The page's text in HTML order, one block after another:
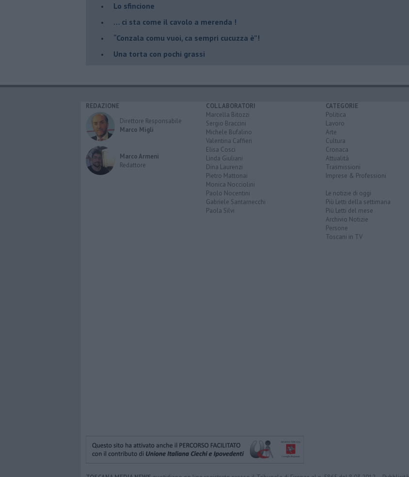
Lo sfincione
​… ci sta come il cavolo a merenda !
“Conzala comu vuoi, ca sempri cucuzza è”!
​Una torta con pochi grassi
REDAZIONE
Direttore Responsabile
Marco Migli
Marco Armeni
Redattore
COLLABORATORI
Marcella Bitozzi
Sergio Braccini
Michele Bufalino
Valentina Caffieri
Elisa Cosci
Linda Giuliani
Dina Laurenzi
Pietro Mattonai
Monica Nocciolini
Paolo Nocentini
Gabriele Santarnecchi
Paola Silvi
CATEGORIE
Politica
Lavoro
Arte
Cultura
Cronaca
Attualità
Trasmissioni
Imprese & Professioni
Le notizie di oggi
Più Letti della settimana
Più Letti del mese
Archivio Notizie
Persone
Toscani in TV